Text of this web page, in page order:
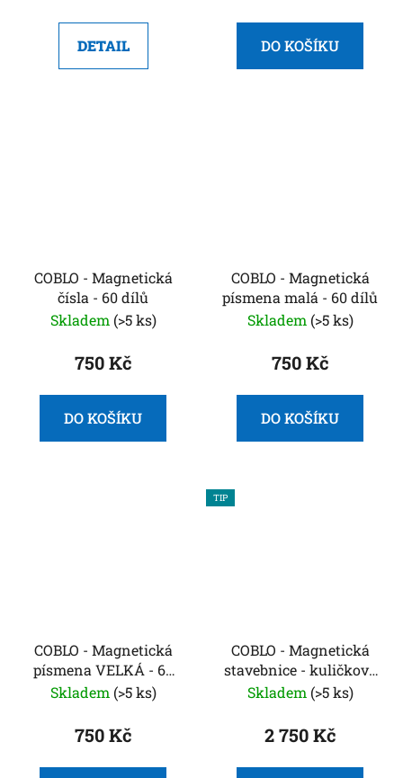
DETAIL DO KOŠÍKU
COBLO - Magnetická
čísla - 60 dílů
Skladem (>5 ks)
750 Kč
DO KOŠÍKU
COBLO - Magnetická
písmena malá - 60 dílů
Skladem (>5 ks)
750 Kč
DO KOŠÍKU
COBLO - Magnetická
písmena VELKÁ - 60
dílů
Skladem (>5 ks)
750 Kč
TIP
COBLO - Magnetická
stavebnice - kuličková
dráha - 100 dílů -
Skladem (>5 ks)
2 750 Kč